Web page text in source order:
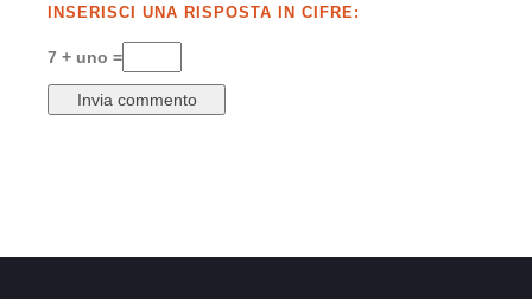
INSERISCI UNA RISPOSTA IN CIFRE:
7 + uno =